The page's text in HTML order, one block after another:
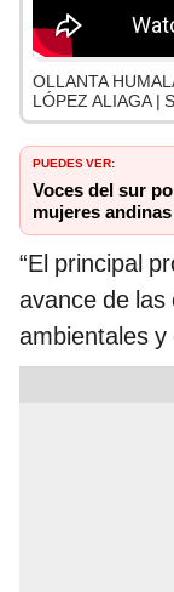
OLLANTA
LÓPEZ ALIAGA |
PUEDES VER:
Voces del sur
mujeres
“El principal
avance de
ambientales y